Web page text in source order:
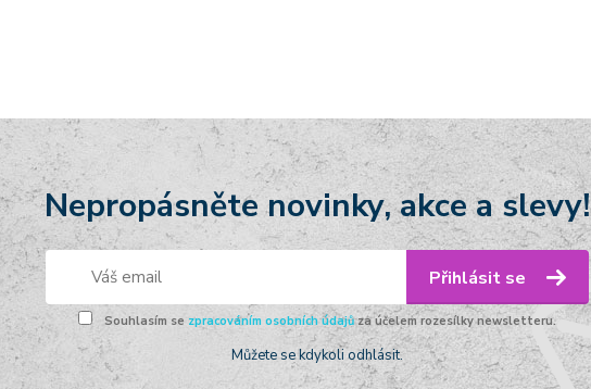
Nepropásněte novinky, akce a slevy!
Přihlásit se
Souhlasím se zpracováním osobních údajůza účelem rozesílky newsletteru.
Můžete se kdykoli odhlásit.